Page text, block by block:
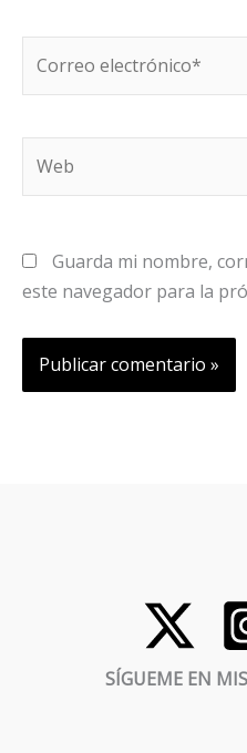
electrónico*
Guarda mi nombre,
este navegador para la
SÍGUEME EN